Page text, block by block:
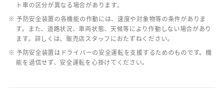
ト車の区分が異なる場合があります。
※ 予防安全装置の各機能の作動には、速度や対象物等の条件がありま
す。また、道路状況、車両状態、天候等により作動しない場合があり
ます。詳しくは、販売店スタッフにおたずねください。
※ 予防安全装置はドライバーの安全運転を支援するためのものです。機
能を過信せず、安全運転を心掛けてください。